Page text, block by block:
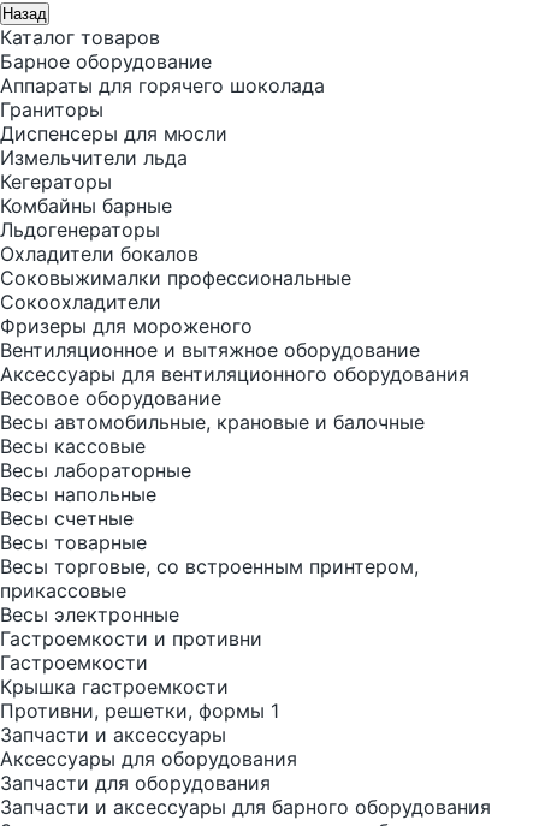
Назад
Каталог товаров
Барное оборудование
Аппараты для горячего шоколада
Граниторы
Диспенсеры для мюсли
Измельчители льда
Кегераторы
Комбайны барные
Льдогенераторы
Охладители бокалов
Соковыжималки профессиональные
Сокоохладители
Фризеры для мороженого
Вентиляционное и вытяжное оборудование
Аксессуары для вентиляционного оборудования
Весовое оборудование
Весы автомобильные, крановые и балочные
Весы кассовые
Весы лабораторные
Весы напольные
Весы счетные
Весы товарные
Весы торговые, со встроенным принтером,
прикассовые
Весы электронные
Гастроемкости и противни
Гастроемкости
Крышка гастроемкости
Противни, решетки, формы 1
Запчасти и аксессуары
Аксессуары для оборудования
Запчасти для оборудования
Запчасти и аксессуары для барного оборудования